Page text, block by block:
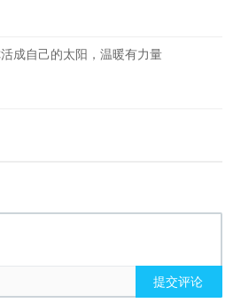
活成自己的太阳，温暖有力量
提交评论